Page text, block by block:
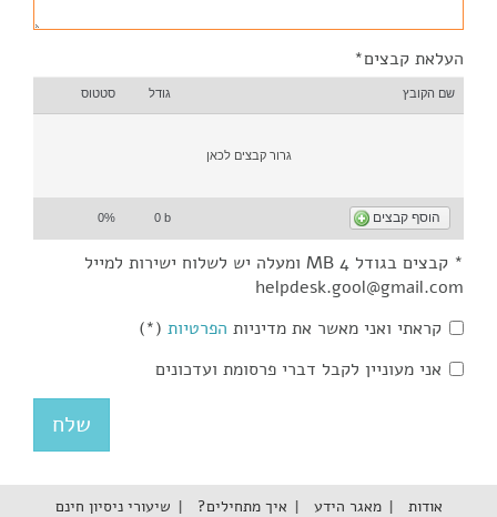
העלאת קבצים*
שם הקובץ סטטוס גודל
גרור קבצים לכאן
הוסף קבצים 0% 0 b
* קבצים בגודל 4 MB ומעלה יש לשלוח ישירות למייל
helpdesk.gool@gmail.com
קראתי ואני מאשר את מדיניות הפרטיות (*)
אני מעוניין לקבל דברי פרסומת ועדכונים
אודות מאגר הידע איך מתחילים? שיעורי ניסיון חינם